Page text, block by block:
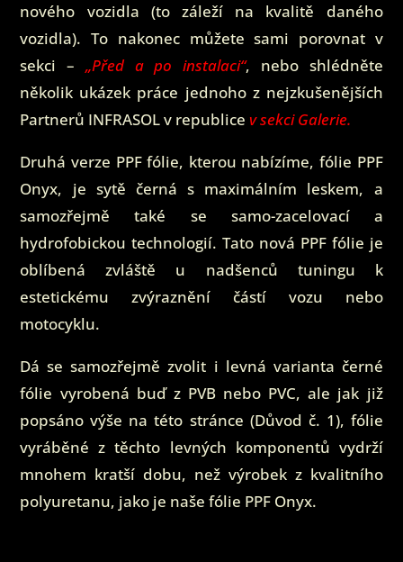
nového vozidla (to záleží na kvalitě daného
vozidla). To nakonec můžete sami porovnat v
sekci – „Před a po instalaci“, nebo shlédněte
několik ukázek práce jednoho z nejzkušenějších
Partnerů INFRASOL v republicev sekci Galerie.
Druhá verze PPF fólie, kterou nabízíme, fólie PPF
Onyx, je sytě černá s maximálním leskem, a
samozřejmě také se samo-zacelovací a
hydrofobickou technologií. Tato nová PPF fólie je
oblíbená zvláště u nadšenců tuningu k
estetickému zvýraznění částí vozu nebo
motocyklu.
Dá se samozřejmě zvolit i levná varianta černé
fólie vyrobená buď z PVB nebo PVC, ale jak již
popsáno výše na této stránce (Důvod č. 1), fólie
vyráběné z těchto levných komponentů vydrží
mnohem kratší dobu, než výrobek z kvalitního
polyuretanu, jako je naše fólie PPF Onyx.